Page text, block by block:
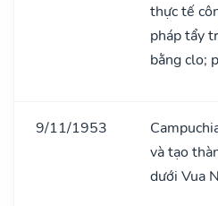
thực tế
pháp tẩy
bằng clo;
9/11/1953
và tạo
dưới Vua